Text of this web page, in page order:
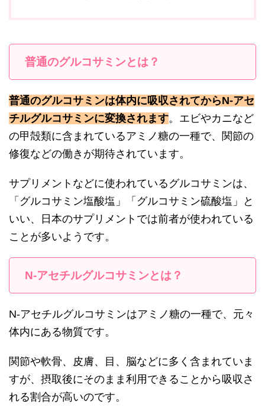
普通のグルコサミンとは？
普通のグルコサミンは体内に吸収されてからN-アセ
チルグルコサミンに変換されます。エビやカニなど
の甲殻類に含まれているアミノ糖の一種で、関節の
修復などの働きが期待されています。
サプリメントなどに使われているグルコサミンは、
「グルコサミン塩酸塩」「グルコサミン硫酸塩」と
いい、日本のサプリメントでは前者が使われている
ことが多いようです。
N-アセチルグルコサミンとは？
N-アセチルグルコサミンはアミノ糖の一種で、元々
体内にある物質です。
関節や軟骨、皮膚、目、脳などに多く含まれていま
すが、摂取後にそのまま利用できることから吸収さ
れる割合が高いのです。